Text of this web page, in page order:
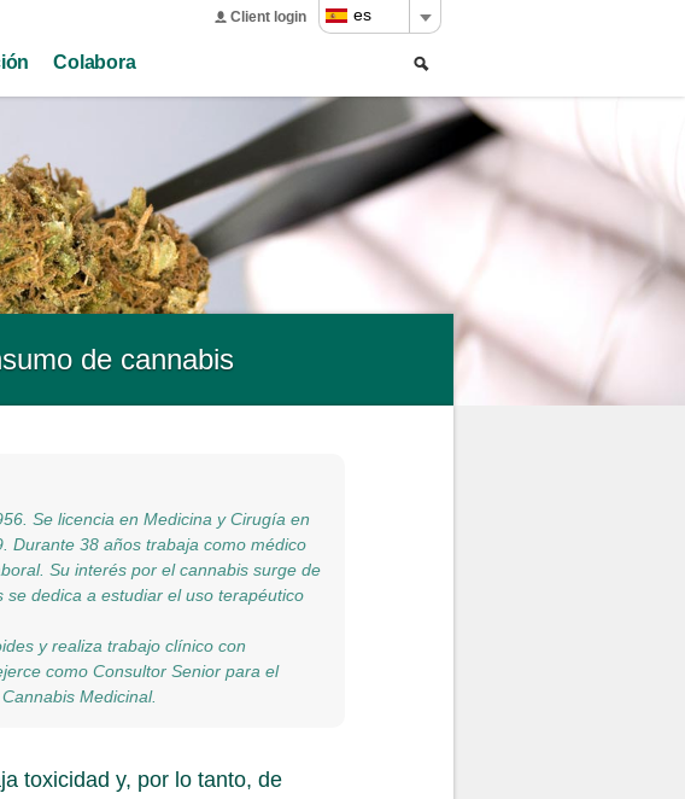
es
Client login
Colabora
Search
form
Buscar
de cannabis
Se licencia en Medicina y Cirugía en
Durante 38 años trabaja como médico
Su interés por el cannabis surge de
dedica a estudiar el uso terapéutico
y realiza trabajo clínico con
como Consultor Senior para el
Medicinal.
toxicidad y, por lo tanto, de